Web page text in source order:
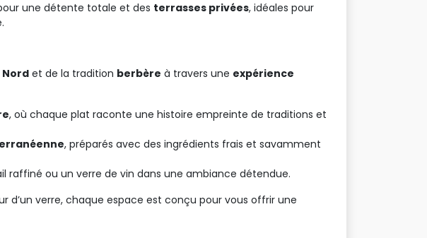
une détente totale et des terrasses privées, idéales pour
et de la tradition berbère à travers une expérience
, où chaque plat raconte une histoire empreinte de traditions et
, préparés avec des ingrédients frais et savamment
raffiné ou un verre de vin dans une ambiance détendue.
verre, chaque espace est conçu pour vous offrir une